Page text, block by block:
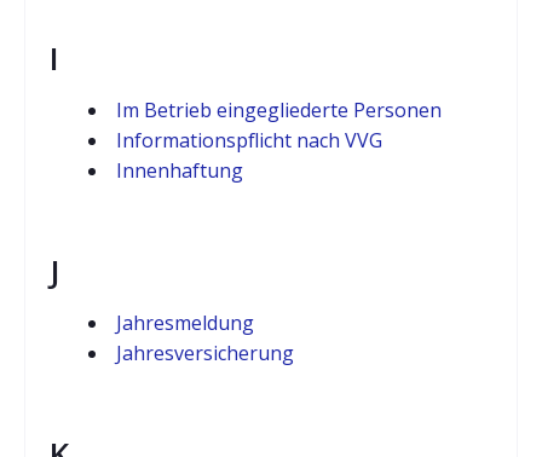
I
Im Betrieb eingegliederte Personen
Informationspflicht nach VVG
Innenhaftung
J
Jahresmeldung
Jahresversicherung